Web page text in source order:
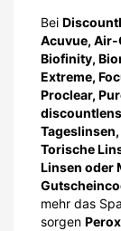
Bei
Acuvue, Air-
Biofinity,
Extreme,
Proclear,
Torische
Linsen oder
mehr das
sorgen